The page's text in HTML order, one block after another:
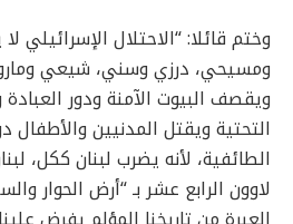
وختم قائلا: “الاحتلال الإسرائيلي
ومسيحي، درزي وسني، شيعي
ويقصف البيوت الآمنة ودور
التحتية ويقتل المدنيين
الطائفية، لأنه يضرب لبنان ككل،
لاوون الرابع عشر بـ “أرض الحوار